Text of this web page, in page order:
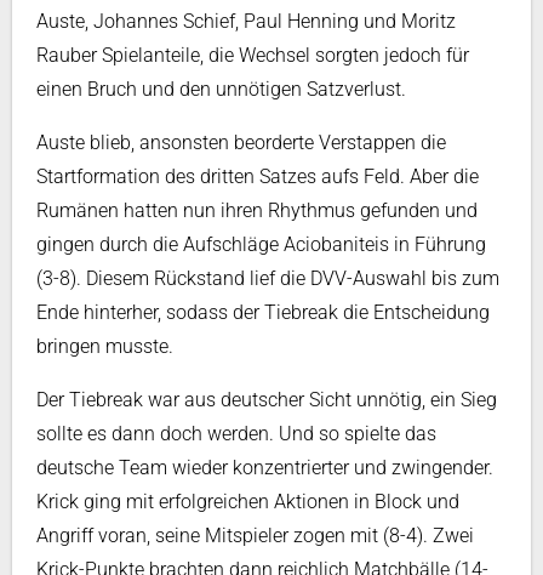
Auste, Johannes Schief, Paul Henning und Moritz
Rauber Spielanteile, die Wechsel sorgten jedoch für
einen Bruch und den unnötigen Satzverlust.
Auste blieb, ansonsten beorderte Verstappen die
Startformation des dritten Satzes aufs Feld. Aber die
Rumänen hatten nun ihren Rhythmus gefunden und
gingen durch die Aufschläge Aciobaniteis in Führung
(3-8). Diesem Rückstand lief die DVV-Auswahl bis zum
Ende hinterher, sodass der Tiebreak die Entscheidung
bringen musste.
Der Tiebreak war aus deutscher Sicht unnötig, ein Sieg
sollte es dann doch werden. Und so spielte das
deutsche Team wieder konzentrierter und zwingender.
Krick ging mit erfolgreichen Aktionen in Block und
Angriff voran, seine Mitspieler zogen mit (8-4). Zwei
Krick-Punkte brachten dann reichlich Matchbälle (14-